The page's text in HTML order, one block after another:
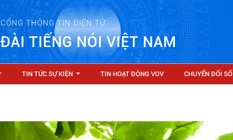
CỔNG THÔNG TIN ĐIỆN TỬ
ĐÀI TIẾNG NÓI VIỆT NAM
TIN TỨC SỰ KIỆN TIN HOẠT ĐỘNG VOV CHUYỂN ĐỔI SỐ